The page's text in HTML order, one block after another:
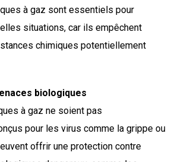
à gaz sont essentiels pour
situations, car ils empêchent
chimiques potentiellement
biologiques
à gaz ne soient pas
pour les virus comme la grippe ou
offrir une protection contre